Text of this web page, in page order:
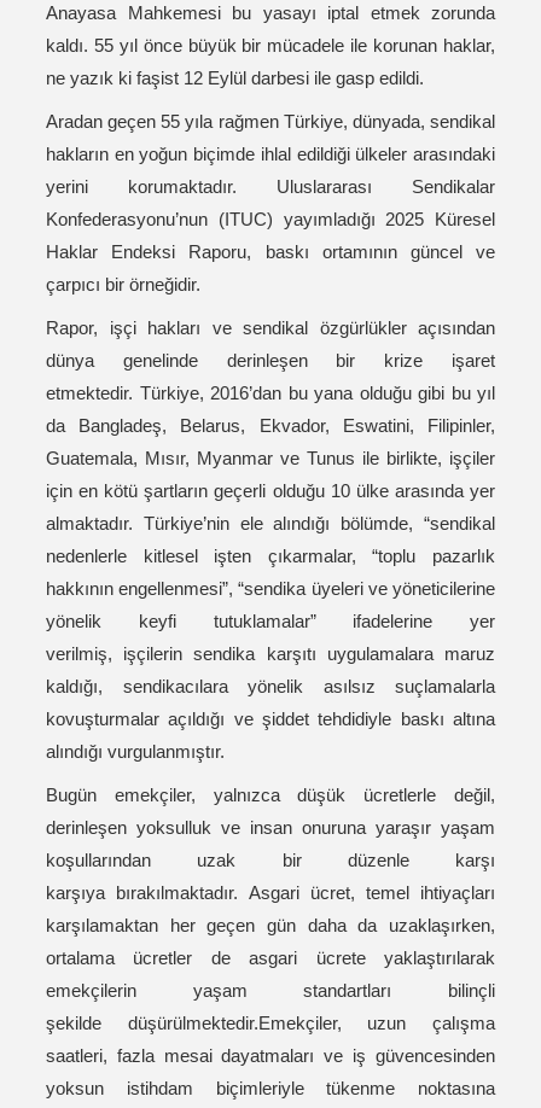
Anayasa Mahkemesi bu yasayı iptal etmek zorunda
kaldı. 55 yıl önce büyük bir mücadele ile korunan haklar,
ne yazık ki faşist 12 Eylül darbesi ile gasp edildi.
Aradan geçen 55 yıla rağmen Türkiye, dünyada, sendikal
hakların en yoğun biçimde ihlal edildiği ülkeler arasındaki
yerini korumaktadır. Uluslararası Sendikalar
Konfederasyonu’nun (ITUC) yayımladığı 2025 Küresel
Haklar Endeksi Raporu, baskı ortamının güncel ve
çarpıcı bir örneğidir.
Rapor, işçi hakları ve sendikal özgürlükler açısından
dünya genelinde derinleşen bir krize işaret
etmektedir. Türkiye, 2016’dan bu yana olduğu gibi bu yıl
da Bangladeş, Belarus, Ekvador, Eswatini, Filipinler,
Guatemala, Mısır, Myanmar ve Tunus ile birlikte, işçiler
için en kötü şartların geçerli olduğu 10 ülke arasında yer
almaktadır. Türkiye’nin ele alındığı bölümde, “sendikal
nedenlerle kitlesel işten çıkarmalar, “toplu pazarlık
hakkının engellenmesi”, “sendika üyeleri ve yöneticilerine
yönelik keyfi tutuklamalar” ifadelerine yer
verilmiş, işçilerin sendika karşıtı uygulamalara maruz
kaldığı, sendikacılara yönelik asılsız suçlamalarla
kovuşturmalar açıldığı ve şiddet tehdidiyle baskı altına
alındığı vurgulanmıştır.
Bugün emekçiler, yalnızca düşük ücretlerle değil,
derinleşen yoksulluk ve insan onuruna yaraşır yaşam
koşullarından uzak bir düzenle karşı
karşıya bırakılmaktadır. Asgari ücret, temel ihtiyaçları
karşılamaktan her geçen gün daha da uzaklaşırken,
ortalama ücretler de asgari ücrete yaklaştırılarak
emekçilerin yaşam standartları bilinçli
şekilde düşürülmektedir.Emekçiler, uzun çalışma
saatleri, fazla mesai dayatmaları ve iş güvencesinden
yoksun istihdam biçimleriyle tükenme noktasına